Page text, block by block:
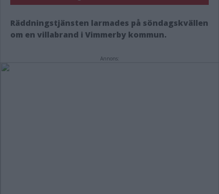
Räddningstjänsten larmades på söndagskvällen
om en villabrand i Vimmerby kommun.
Annons: